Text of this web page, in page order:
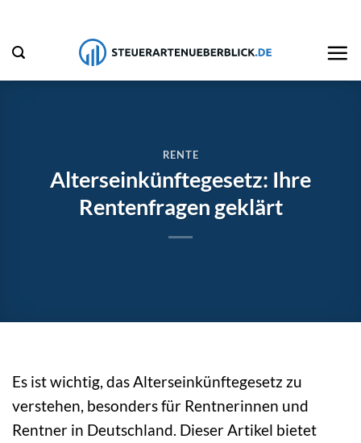
springen
RENTE
Alterseinkünftegesetz: Ihre
Rentenfragen geklärt
Es ist wichtig, das Alterseinkünftegesetz zu
verstehen, besonders für Rentnerinnen und
Rentner in Deutschland. Dieser Artikel bietet